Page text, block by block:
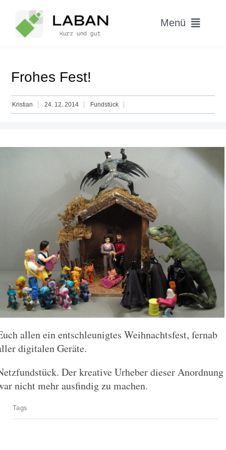
content
Menü
Blog
Frohes Fest!
Kristian 24. 12. 2014 Fundstück
allen ein entschleunigtes Weihnachtsfest, fernab
digitalen Geräte.
Der kreative Urheber dieser Anordnung
nicht mehr ausfindig zu machen.
Tags